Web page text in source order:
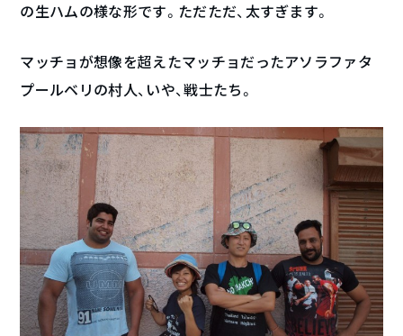
の生ハムの様な形です。ただただ、太すぎます。
マッチョが想像を超えたマッチョだったアソラファタ
プールベリの村人、いや、戦士たち。